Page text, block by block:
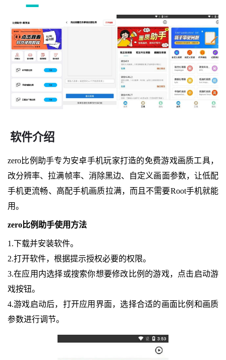
软件介绍
zero比例助手专为安卓手机玩家打造的免费游戏画质工具，
改分辨率、拉满帧率、消除黑边、自定义画面参数，让低配
手机更流畅、高配手机画质拉满，而且不需要Root手机就能
用。
zero比例助手使用方法
1.下载并安装软件。
2.打开软件，根据提示授权必要的权限。
3.在应用内选择或搜索你想要修改比例的游戏，点击启动游
戏按钮。
4.游戏启动后，打开应用界面，选择合适的画面比例和画质
参数进行调节。